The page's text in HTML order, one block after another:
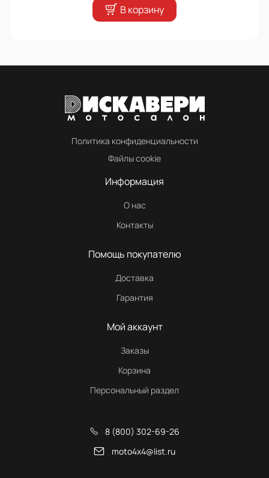
В корзину
Политика конфиденциальности
Файлы cookie
Информация
О нас
Контакты
Помощь покупателю
Доставка
Гарантия
Мой аккаунт
Заказы
Корзина
Персональный раздел
8 (800) 302-69-26
moto4x4@list.ru